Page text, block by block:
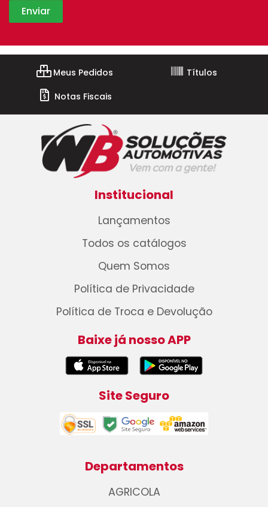
Meus Pedidos
Títulos
Notas Fiscais
Institucional
Lançamentos
Todos os catálogos
Quem Somos
Política de Privacidade
Política de Troca e Devolução
Baixe já nosso APP
Site Seguro
Departamentos
AGRICOLA